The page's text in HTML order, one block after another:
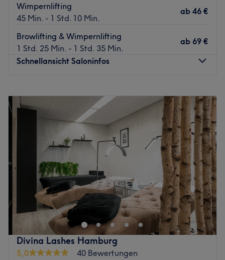
Wimpernlifting
45 Min. - 1 Std. 10 Min.
ab 46 €
Browlifting & Wimpernlifting
1 Std. 25 Min. - 1 Std. 35 Min.
ab 69 €
Schnellansicht Saloninfos
09:00– 19:00
Mittwoch
09:00 –19:00
Donnerstag
09:00–19:00
09:00–19:00
Samstag
08:30–14:00
Sonntag
Geschlossen
Eine gute Behandlung ist das A&O eines gepflegten
Erscheinungsbildes. Diese bekommt man im Charisma
Beauty Salon direkt in Hamburg-Hausbruch. Hier kommt
man auf den Genuss erstklassiger
Gesichtsbehandlungen, gepflegter Nägel und vielem
mehr. Überzeuge dich am besten selbst und buche deinen
persönlichen Wunschtermin online und bequem über
Divina Lashes Hamburg
5,0
40 Bewertungen